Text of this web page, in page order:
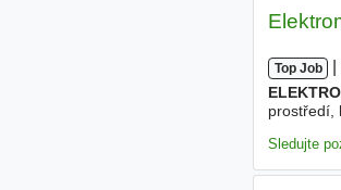
Top Job
prostředí,
Sledujte